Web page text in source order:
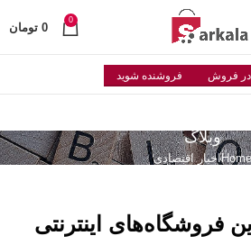
0
0 تومان
در فروش فروشنده شوید
وبلاگ
Homeاخبار اقتصادی
فروشگاه‌های اینترنتی